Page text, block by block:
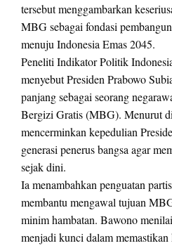
tersebut menggambarkan
MBG sebagai fondasi
menuju Indonesia Emas 2045.
Peneliti Indikator Politik
menyebut Presiden Prabowo
panjang sebagai seorang
Bergizi Gratis (MBG). Menurut
mencerminkan kepedulian
generasi penerus bangsa agar
sejak dini.
Ia menambahkan penguatan
membantu mengawal tujuan
minim hambatan. Bawono
menjadi kunci dalam